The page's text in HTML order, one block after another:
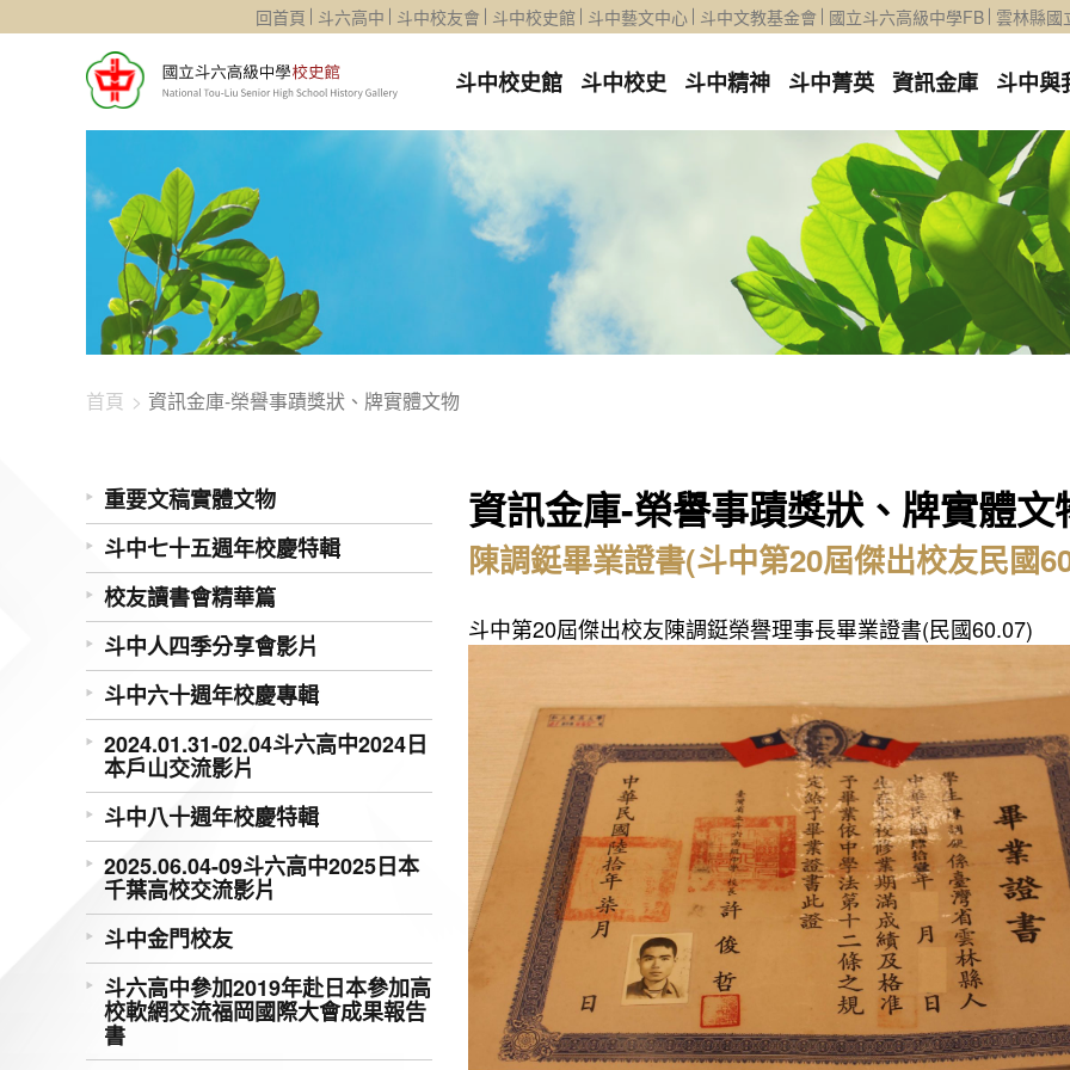
回首頁 斗六高中 斗中校友會 斗中校史館 斗中藝文中心 斗中文教基金會 國立斗六高級中學FB 雲林縣國
斗中校史館 斗中校史 斗中精神 斗中菁英 資訊金庫 斗中與
首頁 資訊金庫-榮譽事蹟獎狀、牌實體文物
重要文稿實體文物
斗中七十五週年校慶特輯
校友讀書會精華篇
斗中人四季分享會影片
斗中六十週年校慶專輯
2024.01.31-02.04斗六高中2024日
本戶山交流影片
斗中八十週年校慶特輯
2025.06.04-09斗六高中2025日本
千葉高校交流影片
斗中金門校友
斗六高中參加2019年赴日本參加高
校軟網交流福岡國際大會成果報告
書
資訊金庫-榮譽事蹟獎狀、牌實體文
陳調鋌畢業證書(斗中第20屆傑出校友民國
斗中第20屆傑出校友陳調鋌榮譽理事長畢業證書(民國60.07)